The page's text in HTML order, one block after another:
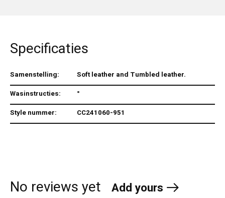
Specificaties
Samenstelling:
Soft leather and Tumbled leather.
Wasinstructies:
°
Style nummer:
CC241060-951
No reviews yet Add yours